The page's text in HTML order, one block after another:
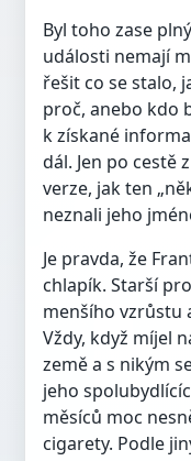
Byl toho zase
události nemají
řešit co se stalo,
proč, anebo kdo
k získané
dál. Jen po cestě
verze, jak ten
neznali jeho
Je pravda, že
chlapík. Starší
menšího vzrůstu
Vždy, když míjel
země a s nikým
jeho
měsíců moc
cigarety. Podle